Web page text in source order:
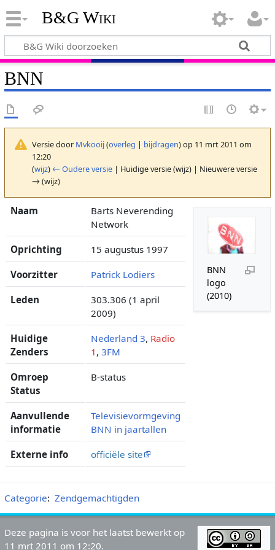
B&G Wiki
BNN
Versie door Mvkooij(overleg | bijdragen)op 11 mrt 2011 om
12:20
(wijz) ← Oudere versie| Huidige versie (wijz) | Nieuwere versie
→ (wijz)
BNN
logo
(2010)
Naam
Barts Neverending
Network
Oprichting 15 augustus 1997
Voorzitter Patrick Lodiers
Leden
303.306 (1 april
2009)
Huidige
Zenders
Nederland 3, Radio
1 , 3FM
Omroep
Status
B-status
Aanvullende
informatie
Televisievormgeving
BNN in jaartallen
Externe info officiële site
Categorie: Zendgemachtigden
Deze pagina is voor het laatst bewerkt op
11 mrt 2011 om 12:20.